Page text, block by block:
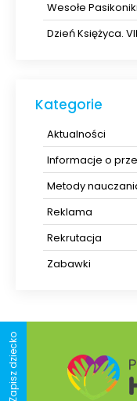
Wesołe
Dzień Księżyca.
Kategorie
Aktualności
Informacje o
Metody
Reklama
Rekrutacja
Zabawki
Zapisz dziecko